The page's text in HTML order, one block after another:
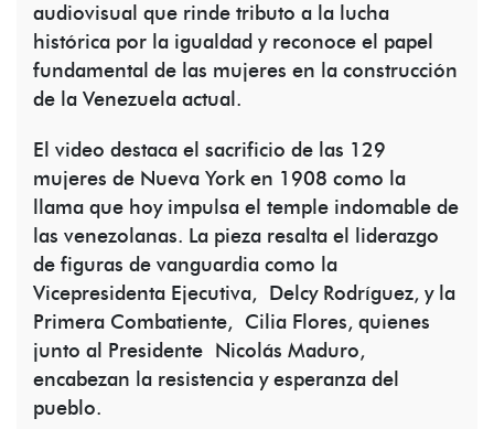
audiovisual que rinde tributo a la lucha
histórica por la igualdad y reconoce el papel
fundamental de las mujeres en la construcción
de la Venezuela actual.
El video destaca el sacrificio de las 129
mujeres de Nueva York en 1908 como la
llama que hoy impulsa el temple indomable de
las venezolanas. La pieza resalta el liderazgo
de figuras de vanguardia como la
Vicepresidenta Ejecutiva, Delcy Rodríguez, y la
Primera Combatiente, Cilia Flores, quienes
junto al Presidente Nicolás Maduro,
encabezan la resistencia y esperanza del
pueblo.